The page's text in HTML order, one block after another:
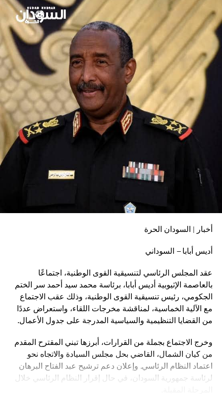
أخبار | السودان الحرة
أديس أبابا – السوداني
عقد المجلس الرئاسي لتنسيقية القوى الوطنية، اجتماعًا
بالعاصمة الإثيوبية أديس أبابا، برئاسة محمد سيد أحمد سر الختم
الجكومي، رئيس تنسيقية القوى الوطنية، وذلك عقب الاجتماع
مع الآلية الخماسية، لمناقشة مخرجات اللقاء، واستعراض عددًا
من القضايا التنظيمية والسياسية المدرجة على جدول الأعمال.
وخرج الاجتماع بجملة من القرارات، أبرزها تبني المقترح المقدم
من كيان الشمال، القاضي بحل مجلس السيادة والاتجاه نحو
اعتماد النظام الرئاسي. وإعلان دعم ترشيح عبد الفتاح البرهان
لرئاسة جمهورية السودان، في حال إقرار النظام الرئاسي خلال